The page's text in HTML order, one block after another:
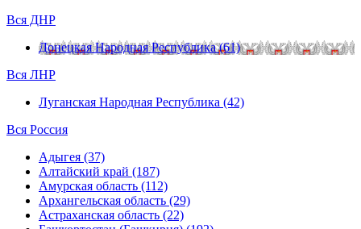
Вся ДНР
Донецкая Народная Республика (61)
Вся ЛНР
Луганская Народная Республика (42)
Вся Россия
Адыгея (37)
Алтайский край (187)
Амурская область (112)
Архангельская область (29)
Астраханская область (22)